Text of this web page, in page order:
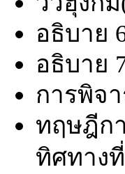
อธิบาย
อธิบาย
การพิจ
ทฤษฎีก
ทิศทาง